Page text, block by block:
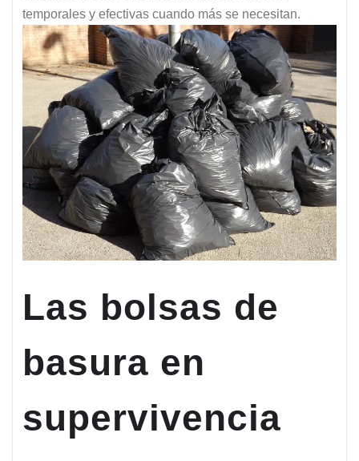
temporales y efectivas cuando más se necesitan.
Las bolsas de
basura en
supervivencia